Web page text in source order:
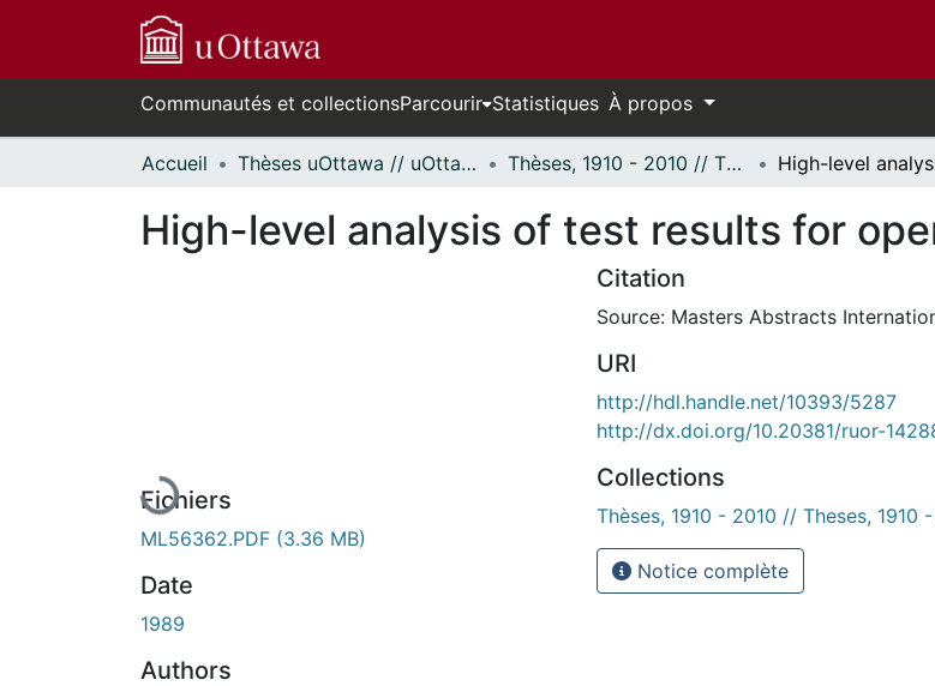
Communautés et collectionsParcourir Statistiques À propos
Accueil Thèses uOttawa // uOttawa Theses Thèses, 1910 - 2010 // Theses, 1910 - 2010
High-level analysis of test results for
Fichiers
ML56362.PDF (3.36 MB)
Date
1989
Authors
Citation
Source: Masters Abstracts
URI
http://hdl.handle.net/10393/5287
http://dx.doi.org/10.20381/ruor-
Collections
Thèses, 1910 - 2010 // Theses, 1910
Notice complète